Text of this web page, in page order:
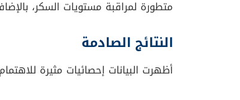
ما وراء انخفاض السكر
ساد الاعتقاد لسنوات طويلة أن السبب
وبما أن الجلوكوز هو الوقود الأساسي
والأدرينالين، مما يضع الجسم في حالة